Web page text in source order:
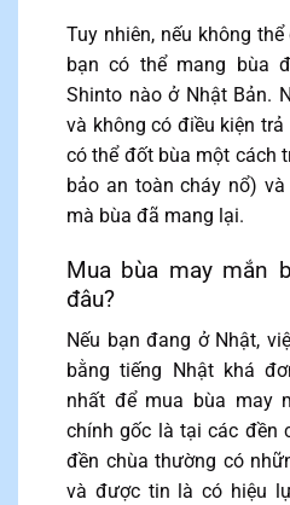
Tuy nhiên, nếu không
bạn có thể mang bùa
Shinto nào ở Nhật Bản.
và không có điều kiện
có thể đốt bùa một cách
bảo an toàn cháy nổ)
mà bùa đã mang lại.
Mua bùa may mắn
đâu?
Nếu bạn đang ở Nhật,
bằng tiếng Nhật khá
nhất để mua bùa may
chính gốc là tại các đền
đền chùa thường có
và được tin là có hiệu